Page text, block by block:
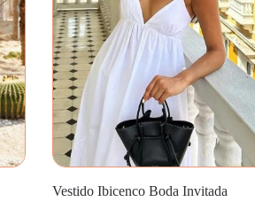
Vestido Ibicenco Boda Invitada